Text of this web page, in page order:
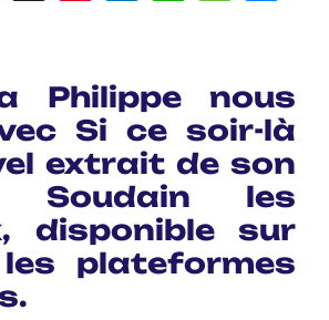
Philippe nous
Si ce soir-là
extrait de son
Soudain les
disponible sur
plateformes